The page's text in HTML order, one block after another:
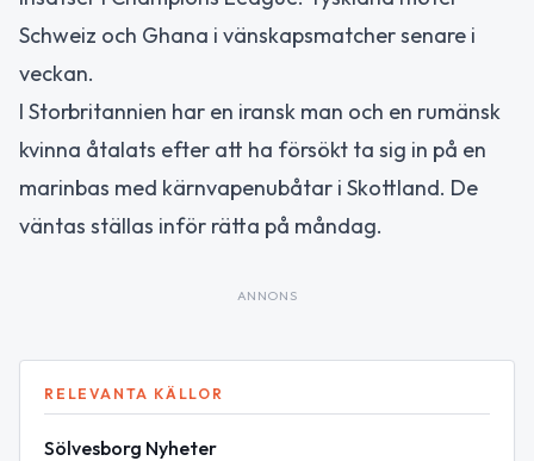
Schweiz och Ghana i vänskapsmatcher senare i
veckan.
I Storbritannien har en iransk man och en rumänsk
kvinna åtalats efter att ha försökt ta sig in på en
marinbas med kärnvapenubåtar i Skottland. De
väntas ställas inför rätta på måndag.
ANNONS
RELEVANTA KÄLLOR
Sölvesborg Nyheter